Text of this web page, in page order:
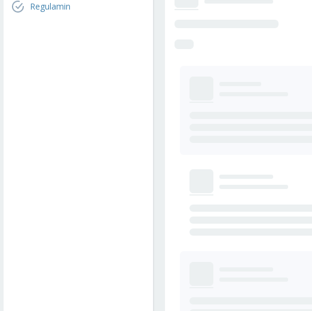
Regulamin